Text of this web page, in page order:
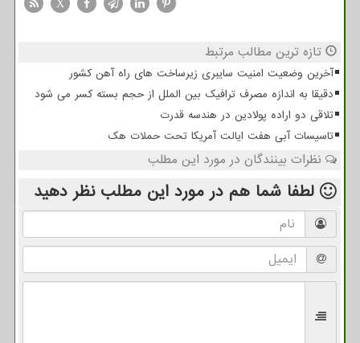
X
تازه ترین مطالب مرتبط
آخرین وضعیت امنیت سایبری زیرساخت های راه آهن کشور
دقیقا به اندازه مصرف ترافیک بین الملل از حجم بسته کسر می شود
تلاقی دو اراده پولادین در هندسه قدرت
تاسیسات آبی هفت ایالت آمریکا تحت حملات هک
نظرات بینندگان در مورد این مطلب
لطفا شما هم در مورد این مطلب نظر دهید